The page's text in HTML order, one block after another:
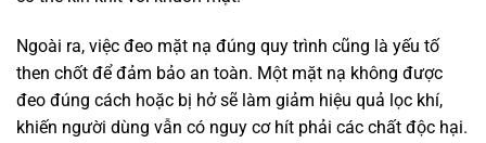
Ngoài ra, việc đeo mặt nạ đúng quy trình cũng là yếu tố
then chốt để đảm bảo an toàn. Một mặt nạ không được
đeo đúng cách hoặc bị hở sẽ làm giảm hiệu quả lọc khí,
khiến người dùng vẫn có nguy cơ hít phải các chất độc hại.